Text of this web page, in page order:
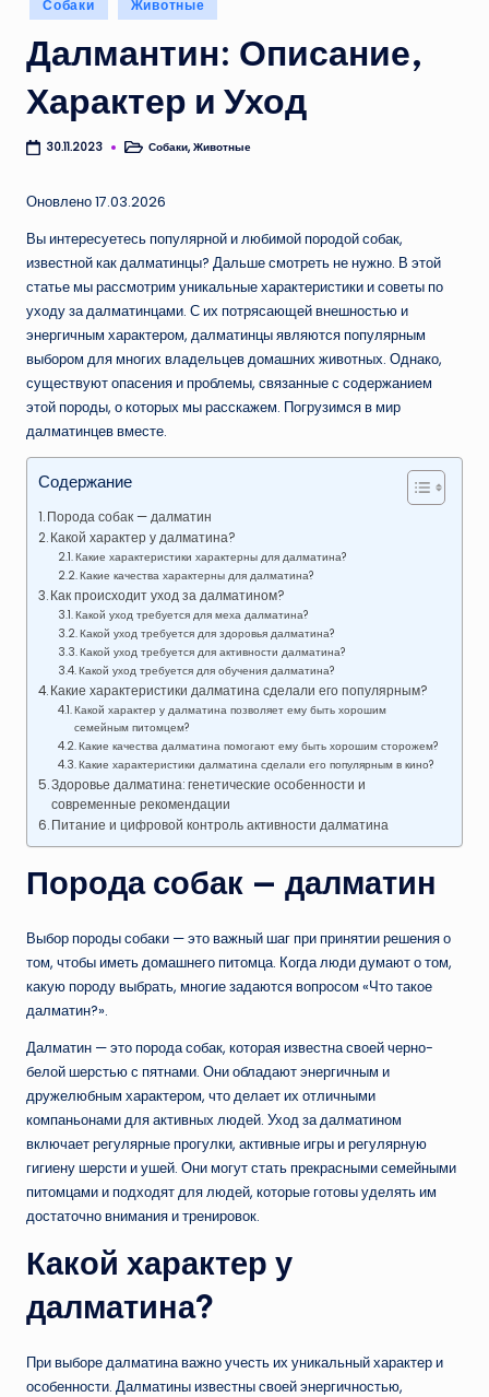
в
Собаки Животные
Далмантин: Описание,
Характер и Уход
30.11.2023
Опубликовано
Собаки,Животные
Оновлено 17.03.2026
Вы интересуетесь популярной и любимой породой собак,
известной как далматинцы? Дальше смотреть не нужно. В этой
статье мы рассмотрим уникальные характеристики и советы по
уходу за далматинцами. С их потрясающей внешностью и
энергичным характером, далматинцы являются популярным
выбором для многих владельцев домашних животных. Однако,
существуют опасения и проблемы, связанные с содержанием
этой породы, о которых мы расскажем. Погрузимся в мир
далматинцев вместе.
Содержание
Порода собак — далматин
Какой характер у далматина?
Какие характеристики характерны для далматина?
Какие качества характерны для далматина?
Как происходит уход за далматином?
Какой уход требуется для меха далматина?
Какой уход требуется для здоровья далматина?
Какой уход требуется для активности далматина?
Какой уход требуется для обучения далматина?
Какие характеристики далматина сделали его популярным?
Какой характер у далматина позволяет ему быть хорошим
семейным питомцем?
Какие качества далматина помогают ему быть хорошим сторожем?
Какие характеристики далматина сделали его популярным в кино?
Здоровье далматина: генетические особенности и
современные рекомендации
Питание и цифровой контроль активности далматина
Порода собак — далматин
Выбор породы собаки — это важный шаг при принятии решения о
том, чтобы иметь домашнего питомца. Когда люди думают о том,
какую породу выбрать, многие задаются вопросом «Что такое
далматин?».
Далматин — это порода собак, которая известна своей черно-
белой шерстью с пятнами. Они обладают энергичным и
дружелюбным характером, что делает их отличными
компаньонами для активных людей. Уход за далматином
включает регулярные прогулки, активные игры и регулярную
гигиену шерсти и ушей. Они могут стать прекрасными семейными
питомцами и подходят для людей, которые готовы уделять им
достаточно внимания и тренировок.
Какой характер у
далматина?
При выборе далматина важно учесть их уникальный характер и
особенности. Далматины известны своей энергичностью,